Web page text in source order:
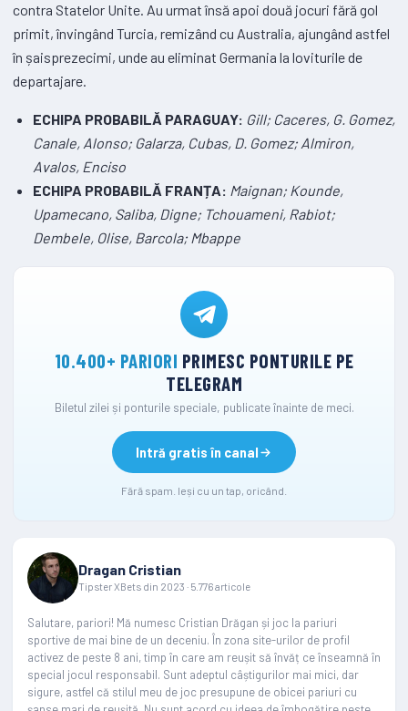
contra Statelor Unite. Au urmat însă apoi două jocuri fără gol
primit, învingând Turcia, remizând cu Australia, ajungând astfel
în șaisprezecimi, unde au eliminat Germania la loviturile de
departajare.
ECHIPA PROBABILĂ PARAGUAY: Gill; Caceres, G. Gomez,
Canale, Alonso; Galarza, Cubas, D. Gomez; Almiron,
Avalos, Enciso
ECHIPA PROBABILĂ FRANȚA: Maignan; Kounde,
Upamecano, Saliba, Digne; Tchouameni, Rabiot;
Dembele, Olise, Barcola; Mbappe
10.400+ PARIORI PRIMESC PONTURILE PE
TELEGRAM
Biletul zilei și ponturile speciale, publicate înainte de meci.
Intră gratis în canal
Fără spam. Ieși cu un tap, oricând.
Dragan Cristian
Tipster XBets din 2023 · 5.776 articole
Salutare, pariori! Mă numesc Cristian Drăgan și joc la pariuri
sportive de mai bine de un deceniu. În zona site-urilor de profil
activez de peste 8 ani, timp în care am reușit să învăț ce înseamnă în
special jocul responsabil. Sunt adeptul câștigurilor mai mici, dar
sigure, astfel că stilul meu de joc presupune de obicei pariuri cu